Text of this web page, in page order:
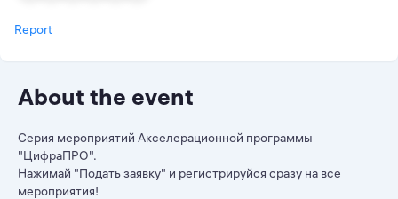
Report
About the event
Серия мероприятий Акселерационной программы
"ЦифраПРО".
Нажимай "Подать заявку" и регистрируйся сразу на все
мероприятия!